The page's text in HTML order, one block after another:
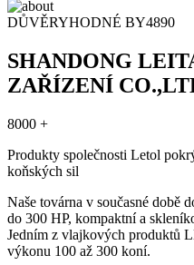
DŮVĚRYHODNÉ BY4890
SHANDONG
ZAŘÍZENÍ
8000 +
Produkty společnosti Letol
koňských sil
Naše továrna v současné době
do 300 HP, kompaktní a
Jedním z vlajkových produktů
výkonu 100 až 300 koní.